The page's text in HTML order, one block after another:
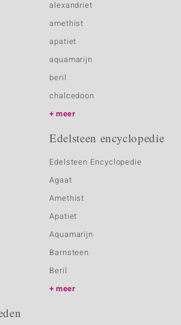
alexandriet
amethist
apatiet
aquamarijn
beril
chalcedoon
meer
Edelsteen encyclopedie
Edelsteen Encyclopedie
Agaat
Amethist
Apatiet
Aquamarijn
Barnsteen
Beril
meer